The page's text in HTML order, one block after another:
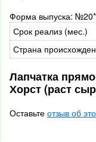
Форма выпуска:
Срок реализ (мес.)
Страна
Лапчатка
Хорст (раст
Оставьте отзыв об